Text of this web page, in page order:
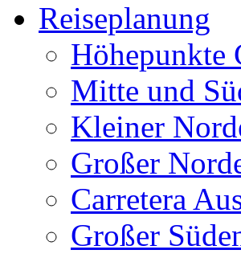
Reiseplanung
Höhepunkte
Mitte und
Kleiner
Großer
Carretera
Großer